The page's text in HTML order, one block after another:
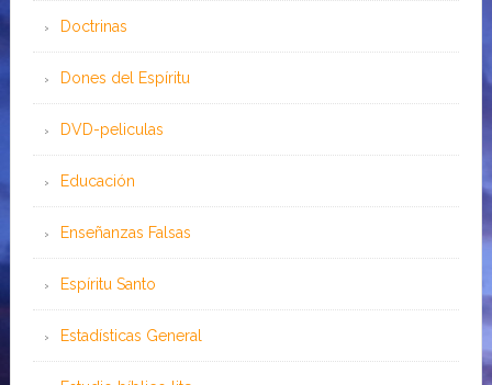
Doctrinas
Dones del Espíritu
DVD-peliculas
Educación
Enseñanzas Falsas
Espíritu Santo
Estadísticas General